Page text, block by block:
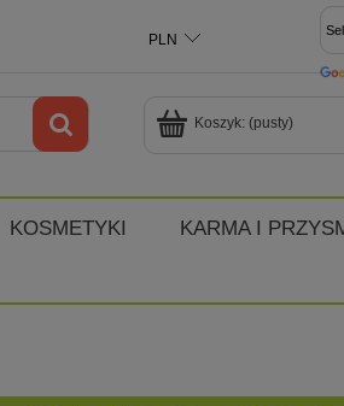
Koszyk: (pusty)
KOSMETYKI KARMA I